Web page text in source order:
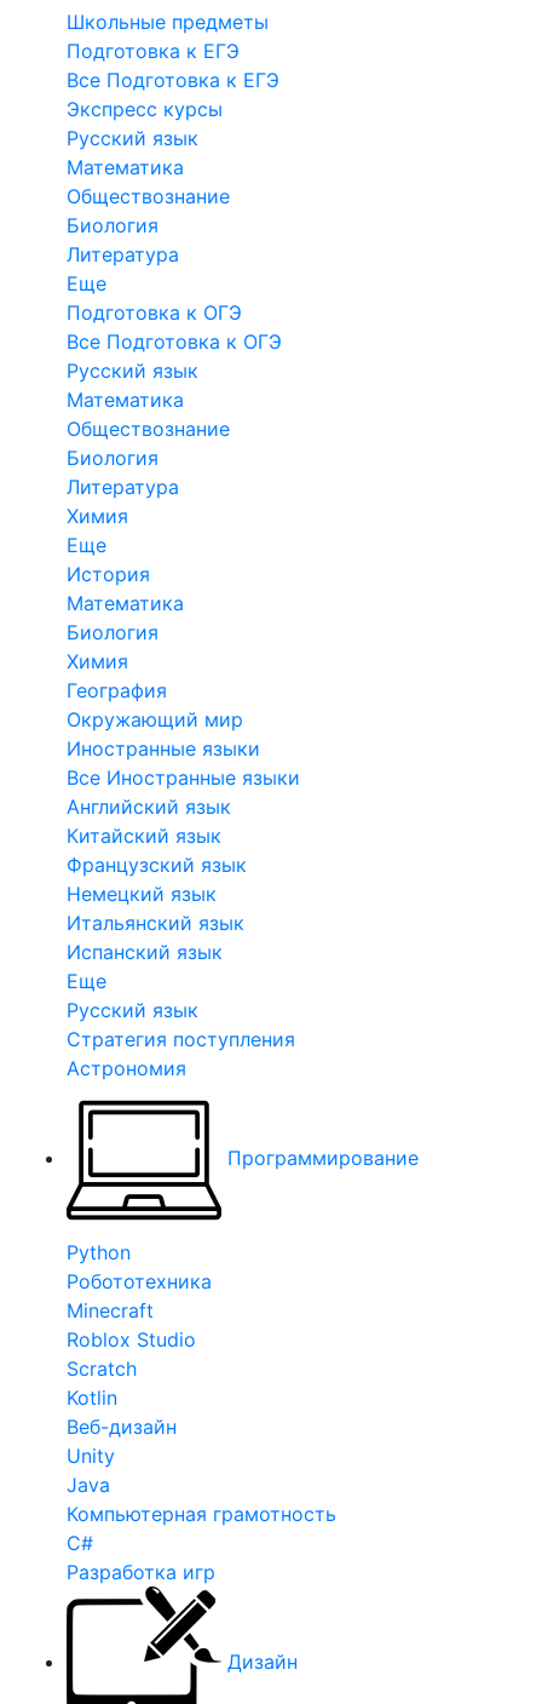
Школьные предметы
Подготовка к ЕГЭ
Все Подготовка к ЕГЭ
Экспресс курсы
Русский язык
Математика
Обществознание
Биология
Литература
Еще
Подготовка к ОГЭ
Все Подготовка к ОГЭ
Русский язык
Математика
Обществознание
Биология
Литература
Химия
Еще
История
Математика
Биология
Химия
География
Окружающий мир
Иностранные языки
Все Иностранные языки
Английский язык
Китайский язык
Французский язык
Немецкий язык
Итальянский язык
Испанский язык
Еще
Русский язык
Стратегия поступления
Астрономия
Программирование
Python
Робототехника
Minecraft
Roblox Studio
Scratch
Kotlin
Веб-дизайн
Unity
Java
Компьютерная грамотность
C#
Разработка игр
Дизайн